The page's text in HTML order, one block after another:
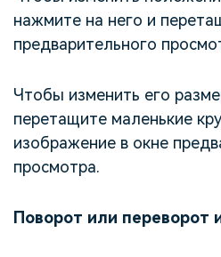
нажмите на него и
предварительного
Чтобы изменить его
перетащите маленькие
изображение в окне
просмотра.
Поворот или переворот